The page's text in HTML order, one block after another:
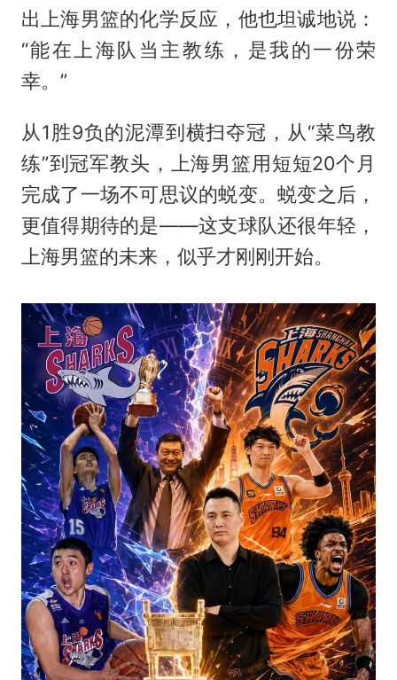
出上海男篮的化学反应，他也坦诚地说：
“能在上海队当主教练，是我的一份荣
幸。”
从1胜9负的泥潭到横扫夺冠，从“菜鸟教
练”到冠军教头，上海男篮用短短20个月
完成了一场不可思议的蜕变。蜕变之后，
更值得期待的是——这支球队还很年轻，
上海男篮的未来，似乎才刚刚开始。